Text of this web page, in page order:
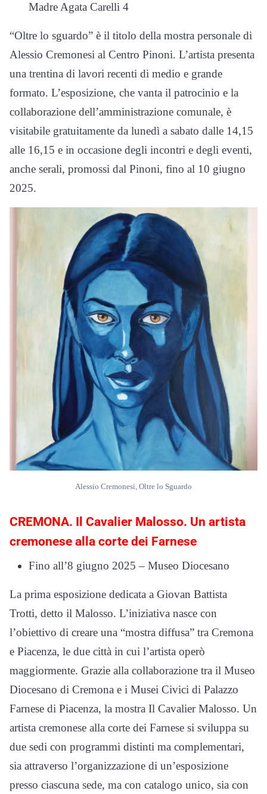
Madre Agata Carelli 4
“Oltre lo sguardo” è il titolo della mostra personale di
Alessio Cremonesi al Centro Pinoni. L’artista presenta
una trentina di lavori recenti di medio e grande
formato. L’esposizione, che vanta il patrocinio e la
collaborazione dell’amministrazione comunale, è
visitabile gratuitamente da lunedì a sabato dalle 14,15
alle 16,15 e in occasione degli incontri e degli eventi,
anche serali, promossi dal Pinoni, fino al 10 giugno
2025.
Alessio Cremonesi, Oltre lo Sguardo
CREMONA. Il Cavalier Malosso. Un artista
cremonese alla corte dei Farnese
Fino all’8 giugno 2025 – Museo Diocesano
La prima esposizione dedicata a Giovan Battista
Trotti, detto il Malosso. L’iniziativa nasce con
l’obiettivo di creare una “mostra diffusa” tra Cremona
e Piacenza, le due città in cui l’artista operò
maggiormente. Grazie alla collaborazione tra il Museo
Diocesano di Cremona e i Musei Civici di Palazzo
Farnese di Piacenza, la mostra Il Cavalier Malosso. Un
artista cremonese alla corte dei Farnese si sviluppa su
due sedi con programmi distinti ma complementari,
sia attraverso l’organizzazione di un’esposizione
presso ciascuna sede, ma con catalogo unico, sia con